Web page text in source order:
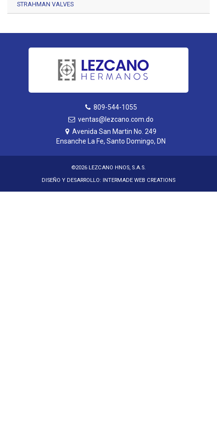
STRAHMAN VALVES
809-544-1055
ventas@lezcano.com.do
Avenida San Martin No. 249
Ensanche La Fe, Santo Domingo, DN
©2026 LEZCANO HNOS, S.A.S.
DISEÑO Y DESARROLLO:
INTERMADE WEB CREATIONS